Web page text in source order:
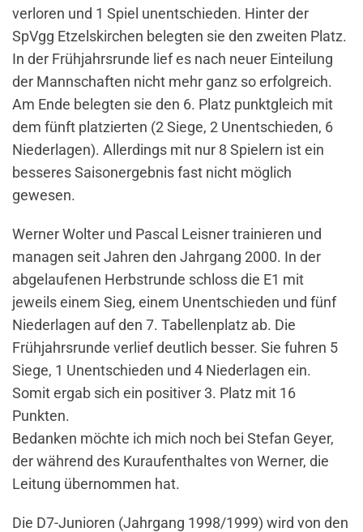
verloren und 1 Spiel unentschieden. Hinter der
SpVgg Etzelskirchen belegten sie den zweiten Platz.
In der Frühjahrsrunde lief es nach neuer Einteilung
der Mannschaften nicht mehr ganz so erfolgreich.
Am Ende belegten sie den 6. Platz punktgleich mit
dem fünft platzierten (2 Siege, 2 Unentschieden, 6
Niederlagen). Allerdings mit nur 8 Spielern ist ein
besseres Saisonergebnis fast nicht möglich
gewesen.
Werner Wolter und Pascal Leisner trainieren und
managen seit Jahren den Jahrgang 2000. In der
abgelaufenen Herbstrunde schloss die E1 mit
jeweils einem Sieg, einem Unentschieden und fünf
Niederlagen auf den 7. Tabellenplatz ab. Die
Frühjahrsrunde verlief deutlich besser. Sie fuhren 5
Siege, 1 Unentschieden und 4 Niederlagen ein.
Somit ergab sich ein positiver 3. Platz mit 16
Punkten.
Bedanken möchte ich mich noch bei Stefan Geyer,
der während des Kuraufenthaltes von Werner, die
Leitung übernommen hat.
Die D7-Junioren (Jahrgang 1998/1999) wird von den